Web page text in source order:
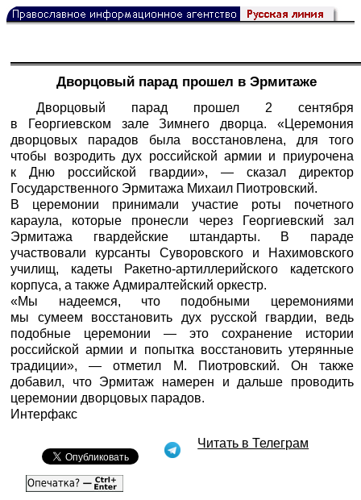
Дворцовый парад прошел в Эрмитаже
Дворцовый парад прошел 2 сентября
в Георгиевском зале Зимнего дворца. «Церемония
дворцовых парадов была восстановлена, для того
чтобы возродить дух российской армии и приурочена
к Дню российской гвардии», — сказал директор
Государственного Эрмитажа Михаил Пиотровский.
В церемонии принимали участие роты почетного
караула, которые пронесли через Георгиевский зал
Эрмитажа гвардейские штандарты. В параде
участвовали курсанты Суворовского и Hахимовского
училищ, кадеты Ракетно-артиллерийского кадетского
корпуса, а также Адмиралтейский оркестр.
«Мы надеемся, что подобными церемониями
мы сумеем восстановить дух русской гвардии, ведь
подобные церемонии — это сохранение истории
российской армии и попытка восстановить утерянные
традиции», — отметил М. Пиотровский. Он также
добавил, что Эрмитаж намерен и дальше проводить
церемонии дворцовых парадов.
Интерфакс
Читать в Телеграм